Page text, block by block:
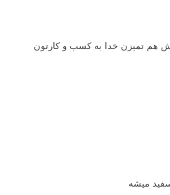
هم تمیزن خدا به کسب و کارتون
میشه